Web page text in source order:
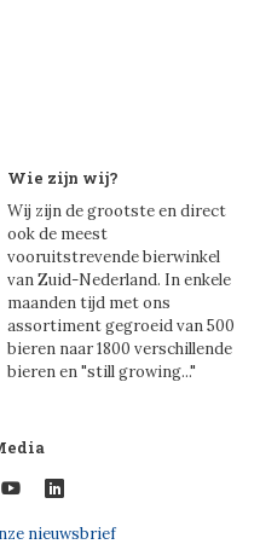
Wie zijn wij?
Wij zijn de grootste en direct
ook de meest
vooruitstrevende bierwinkel
van Zuid-Nederland. In enkele
maanden tijd met ons
assortiment gegroeid van 500
bieren naar 1800 verschillende
bieren en "still growing..."
nieuwsbrief